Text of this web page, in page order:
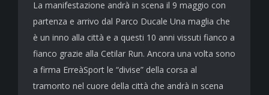
La manifestazione andrà in scena il 9 maggio con
partenza e arrivo dal Parco Ducale Una maglia che
è un inno alla città e a questi 10 anni vissuti fianco a
fianco grazie alla Cetilar Run. Ancora una volta sono
a firma ErreàSport le “divise” della corsa al
tramonto nel cuore della città che andrà in scena